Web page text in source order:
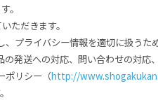
。
ただきます。
プライバシー情報を適切に扱うた
発送への対応、問い合わせの対応
ポリシー（http://